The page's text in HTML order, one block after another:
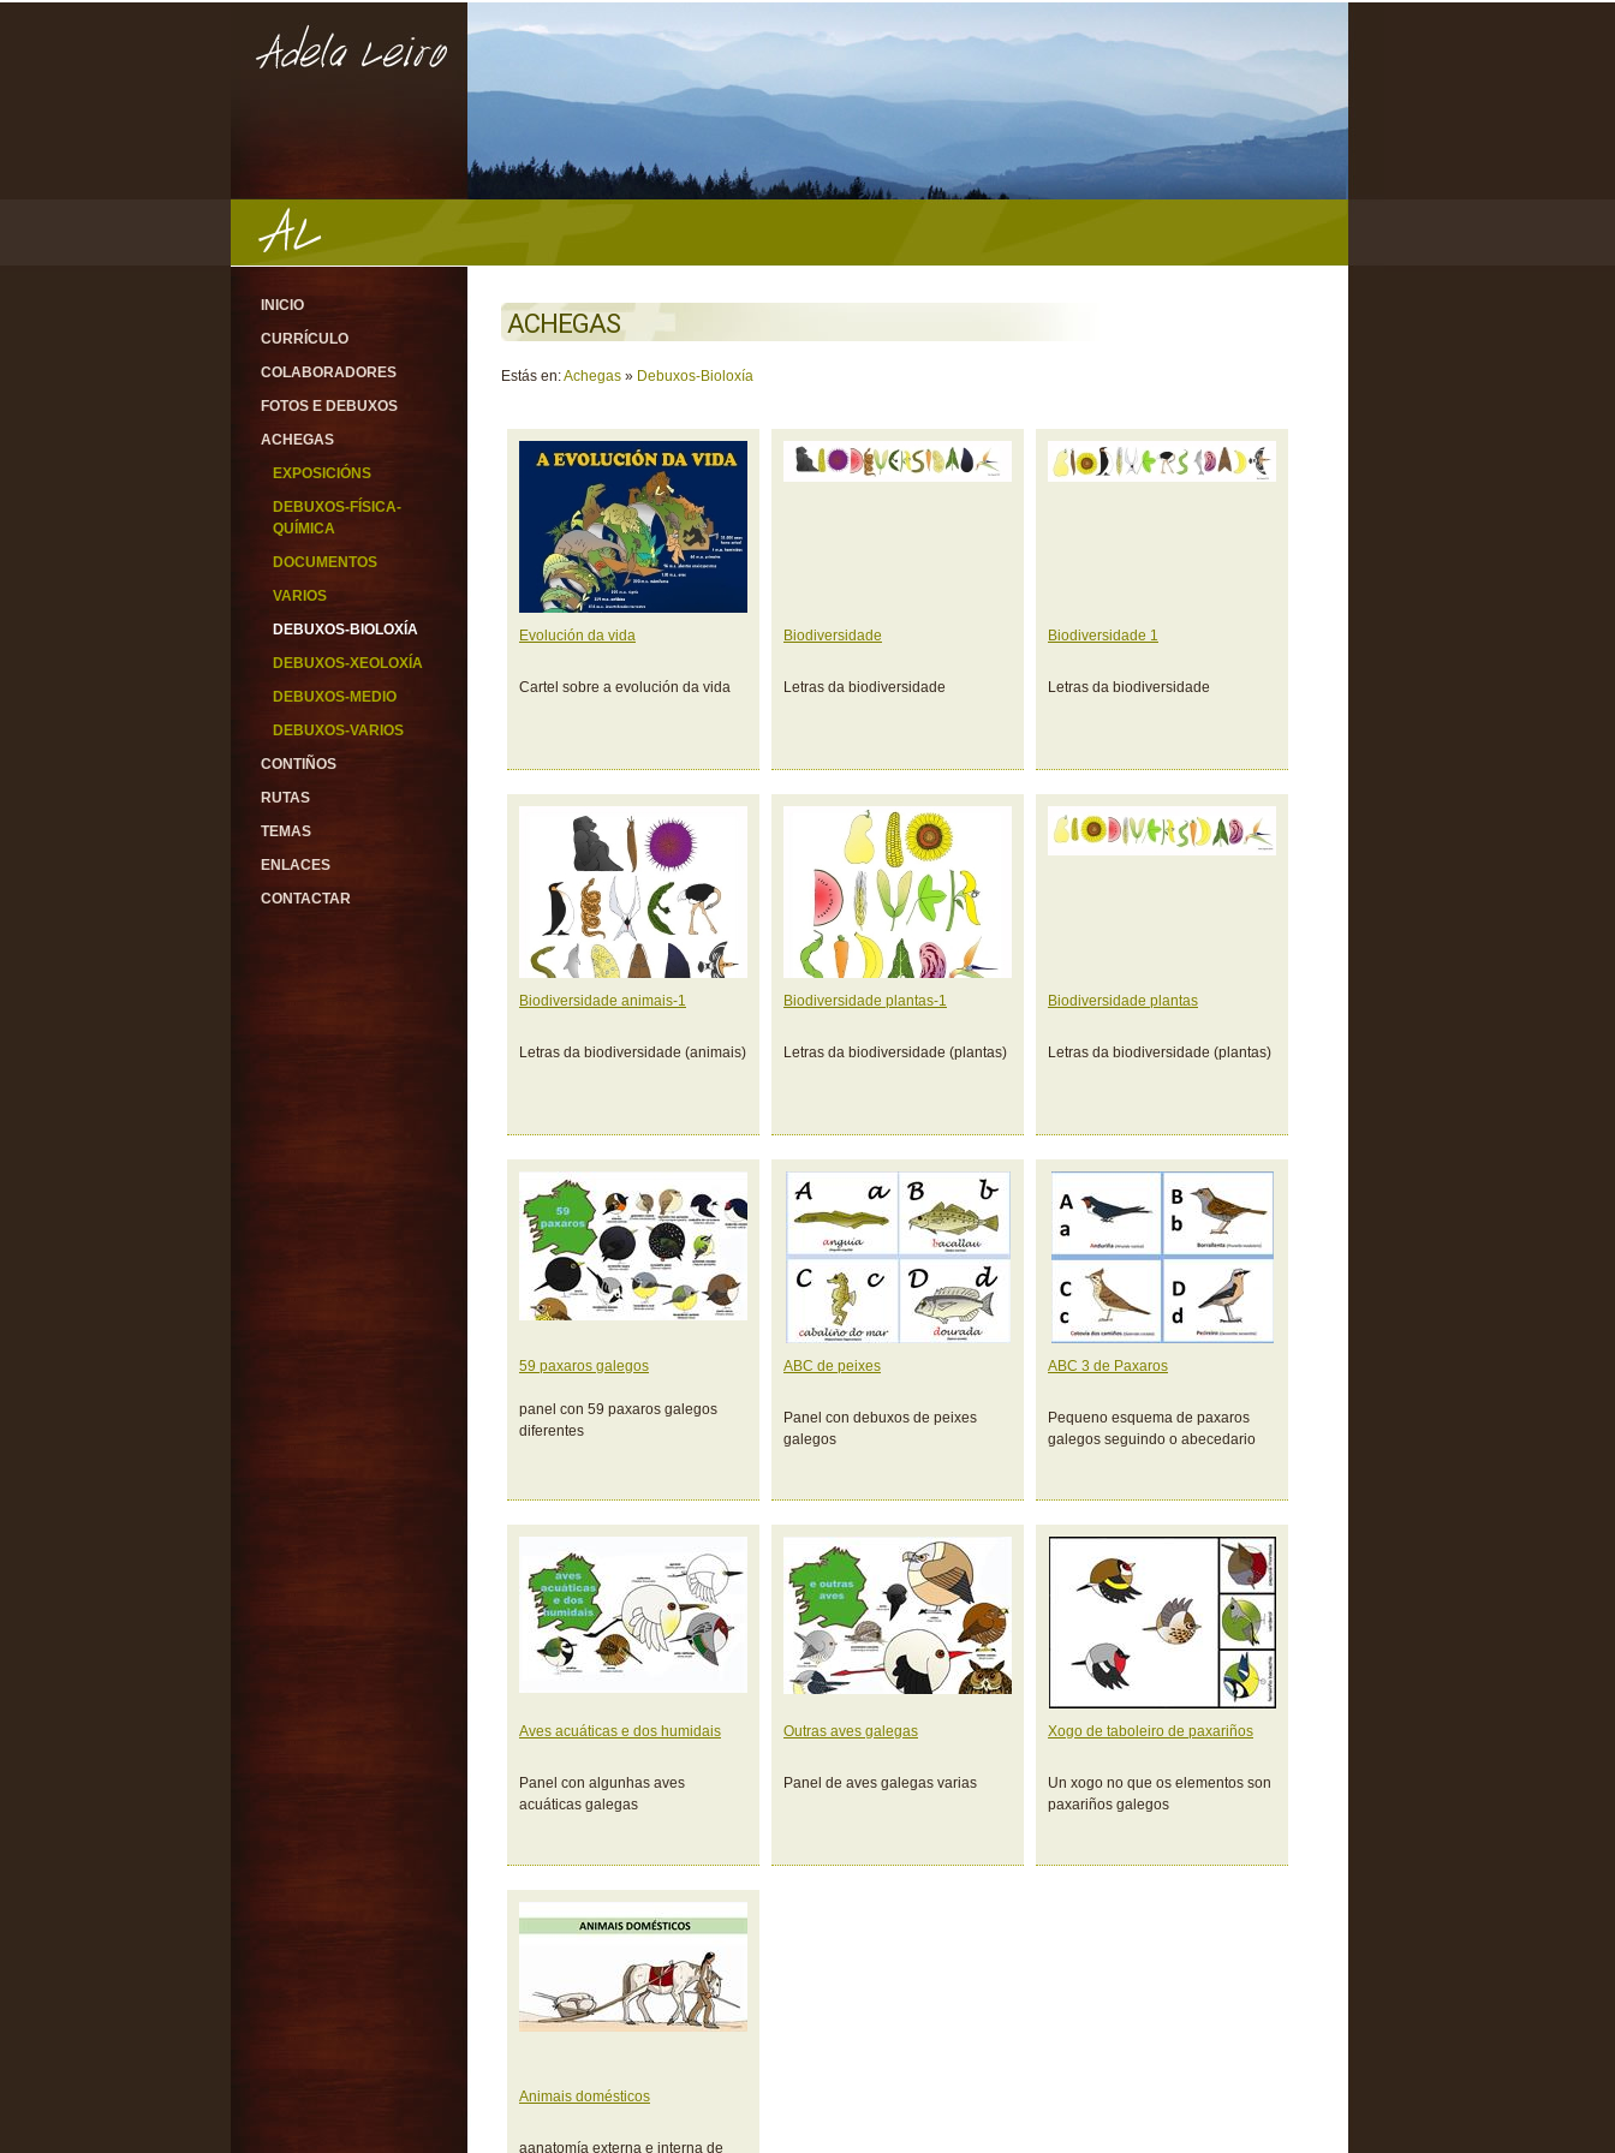
INICIO
CURRÍCULO
COLABORADORES
FOTOS E DEBUXOS
ACHEGAS
EXPOSICIÓNS
DEBUXOS-FÍSICA-
QUÍMICA
DOCUMENTOS
VARIOS
DEBUXOS-BIOLOXÍA
DEBUXOS-XEOLOXÍA
DEBUXOS-MEDIO
DEBUXOS-VARIOS
CONTIÑOS
RUTAS
TEMAS
ENLACES
CONTACTAR
ACHEGAS
Estás en:Achegas » Debuxos-Bioloxía
Evolución da vida
Cartel sobre a evolución da vida
Biodiversidade
Letras da biodiversidade
Biodiversidade 1
Letras da biodiversidade
Biodiversidade animais-1
Letras da biodiversidade (animais)
Biodiversidade plantas-1
Letras da biodiversidade (plantas)
Biodiversidade plantas
Letras da biodiversidade (plantas)
59 paxaros galegos
panel con 59 paxaros galegos
diferentes
ABC de peixes
Panel con debuxos de peixes
galegos
ABC 3 de Paxaros
Pequeno esquema de paxaros
galegos seguindo o abecedario
Aves acuáticas e dos humidais
Panel con algunhas aves
acuáticas galegas
Outras aves galegas
Panel de aves galegas varias
Xogo de taboleiro de paxariños
Un xogo no que os elementos son
paxariños galegos
Animais domésticos
aanatomía externa e interna de